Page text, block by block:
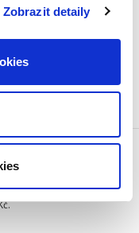
Zobrazit detaily
se advokáti